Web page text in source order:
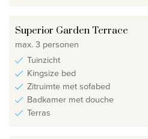
Superior Garden Terrace
max. 3 personen
Tuinzicht
Kingsize bed
Zitruimte met sofabed
Badkamer met douche
Terras